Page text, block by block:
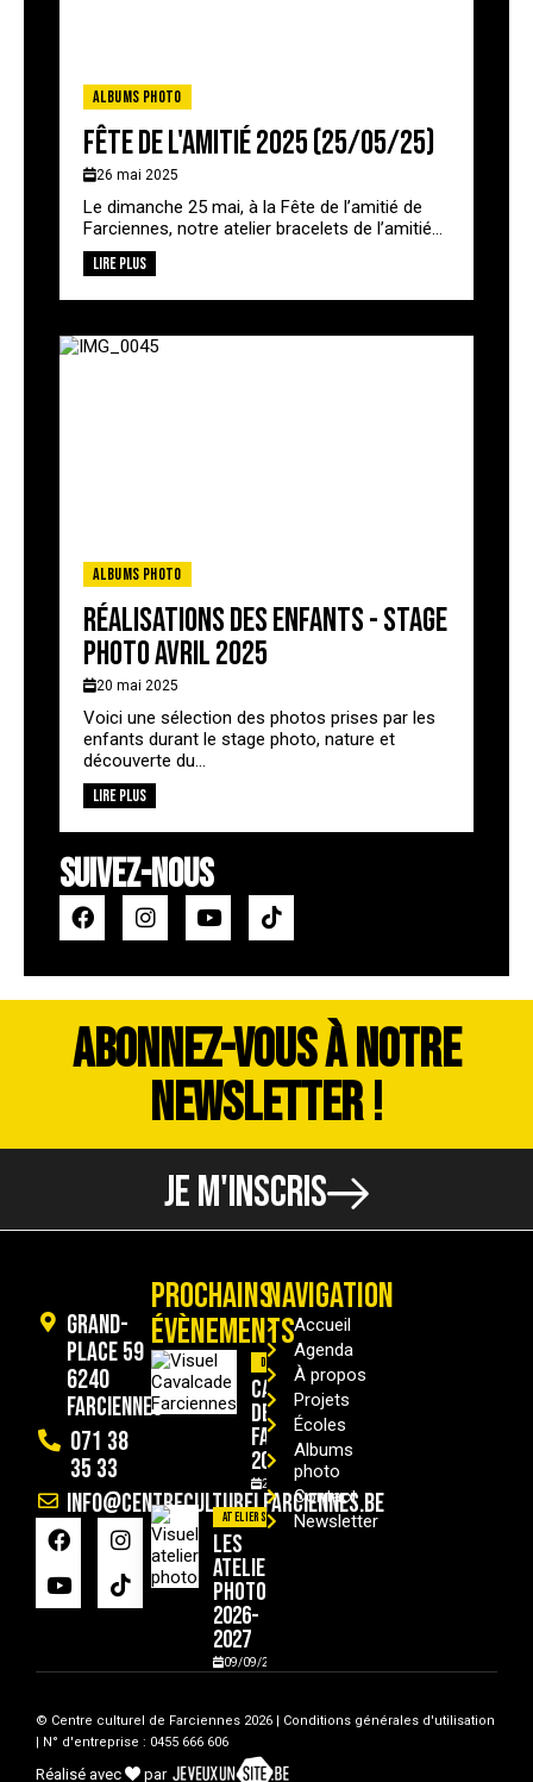
Albums photo
Fête de l'amitié 2025 (25/05/25)
26 mai 2025
Le dimanche 25 mai, à la Fête de l’amitié de
Farciennes, notre atelier bracelets de l’amitié...
Lire plus
Albums photo
Réalisations des enfants - stage
photo avril 2025
20 mai 2025
Voici une sélection des photos prises par les
enfants durant le stage photo, nature et
découverte du...
Lire plus
SUIVEZ-NOUS
ABONNEZ-VOUS À NOTRE
NEWSLETTER !
JE M'INSCRIS
Grand-
Place 59
6240
Farciennes
071 38
35 33
info@centreculturelfarciennes.be
PROCHAINS
ÉVÈNEMENTS
Divers
Cavalcade
de
Farciennes
2026
29/08/2026
Ateliers
Les
ateliers
photo
2026-
2027
09/09/2026
NAVIGATION
Accueil
Agenda
À propos
Projets
Écoles
Albums
photo
Contact
Newsletter
© Centre culturel de Farciennes 2026 | Conditions générales d'utilisation
| N° d'entreprise : 0455 666 606
Réalisé avec par